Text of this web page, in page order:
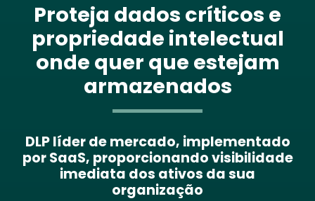
Proteja dados críticos e
propriedade intelectual
onde quer que estejam
armazenados
DLP líder de mercado, implementado
por SaaS, proporcionando visibilidade
imediata dos ativos da sua
organização